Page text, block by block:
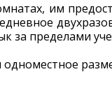
им
за пределами
одноместное